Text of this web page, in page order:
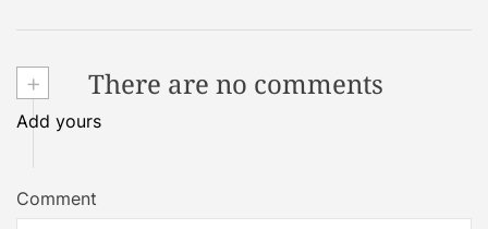
+ There are no comments
Add yours
Comment